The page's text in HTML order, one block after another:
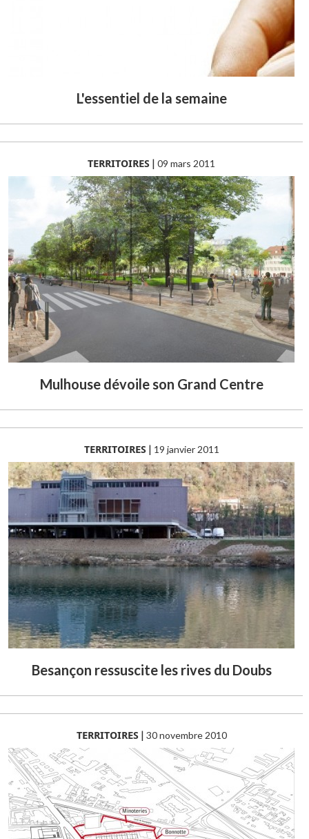
L'essentiel de la semaine
TERRITOIRES |09 mars 2011
Mulhouse dévoile son Grand Centre
TERRITOIRES| 19 janvier 2011
Besançon ressuscite les rives du Doubs
TERRITOIRES| 30 novembre 2010